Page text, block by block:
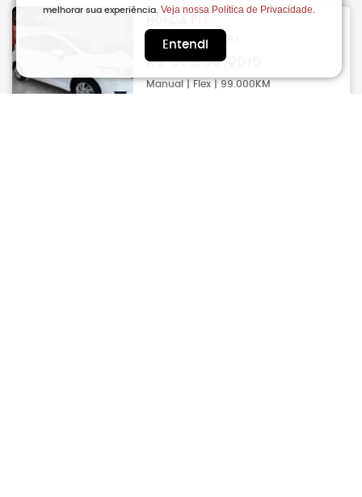
1.5 16V 4P LX Flex
R$66.800
Manual | Flex | 99.000KM
melhorar sua experiência.Veja nossa Política de Privacidade.
Entendi